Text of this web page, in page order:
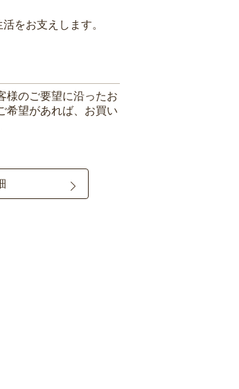
をお支えします。
様のご要望に沿ったお
希望があれば、お買い